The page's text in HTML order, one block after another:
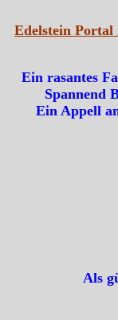
Edelstein Portal
Ein rasantes
Spannend
Ein Appell
Als